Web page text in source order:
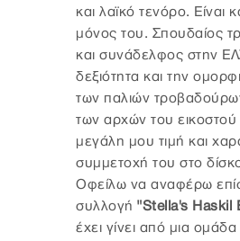
και λαϊκό τενόρο. Είναι
μόνος του. Σπουδαίος
και συνάδελφος στην
δεξιότητα και την
των παλιών
των αρχών του εικοστού
μεγάλη μου τιμή και
συμμετοχή του στο
Οφείλω να αναφέρω
συλλογή "Stella's Haskil
έχει γίνει από μια